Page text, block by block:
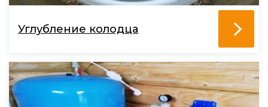
Углубление колодца